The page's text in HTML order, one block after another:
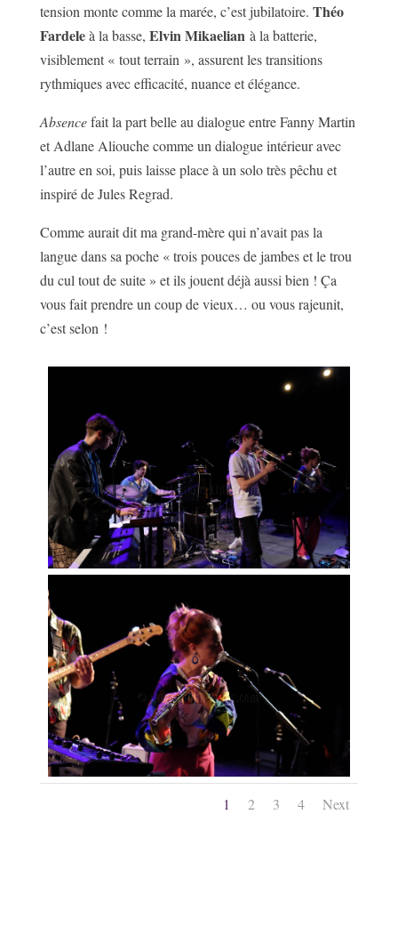
tension monte comme la marée, c’est jubilatoire. Théo
Fardeleà la basse, Elvin Mikaelianà la batterie,
visiblement « tout terrain », assurent les transitions
rythmiques avec efficacité, nuance et élégance.
Absencefait la part belle au dialogue entre Fanny Martin
et Adlane Aliouche comme un dialogue intérieur avec
l’autre en soi, puis laisse place à un solo très pêchu et
inspiré de Jules Regrad.
Comme aurait dit ma grand-mère qui n’avait pas la
langue dans sa poche « trois pouces de jambes et le trou
du cul tout de suite » et ils jouent déjà aussi bien ! Ça
vous fait prendre un coup de vieux… ou vous rajeunit,
c’est selon !
1 2 3 4 Next